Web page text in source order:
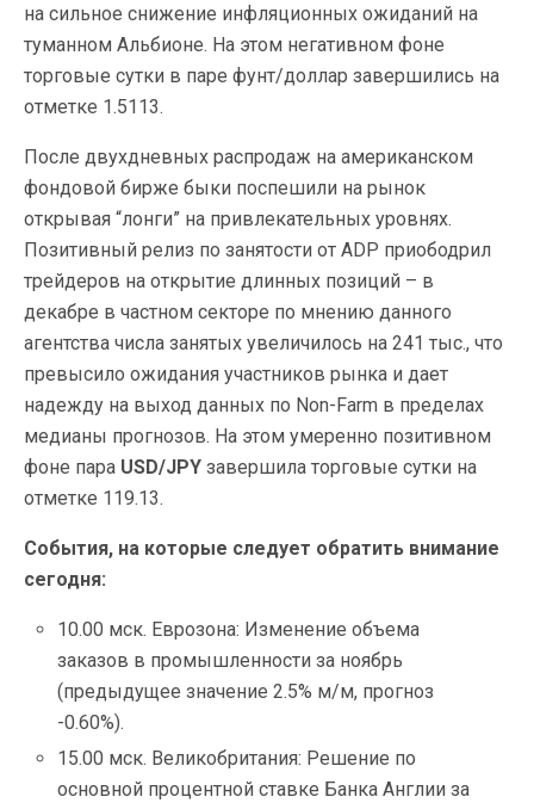
на сильное снижение инфляционных ожиданий на
туманном Альбионе. На этом негативном фоне
торговые сутки в паре фунт/доллар завершились на
отметке 1.5113.
После двухдневных распродаж на американском
фондовой бирже быки поспешили на рынок
открывая “лонги” на привлекательных уровнях.
Позитивный релиз по занятости от ADP приободрил
трейдеров на открытие длинных позиций – в
декабре в частном секторе по мнению данного
агентства числа занятых увеличилось на 241 тыс., что
превысило ожидания участников рынка и дает
надежду на выход данных по Non-Farm в пределах
медианы прогнозов. На этом умеренно позитивном
фоне пара USD/JPY завершила торговые сутки на
отметке 119.13.
События, на которые следует обратить внимание
сегодня:
10.00 мск. Еврозона: Изменение объема
заказов в промышленности за ноябрь
(предыдущее значение 2.5% м/м, прогноз
-0.60%).
15.00 мск. Великобритания: Решение по
основной процентной ставке Банка Англии за